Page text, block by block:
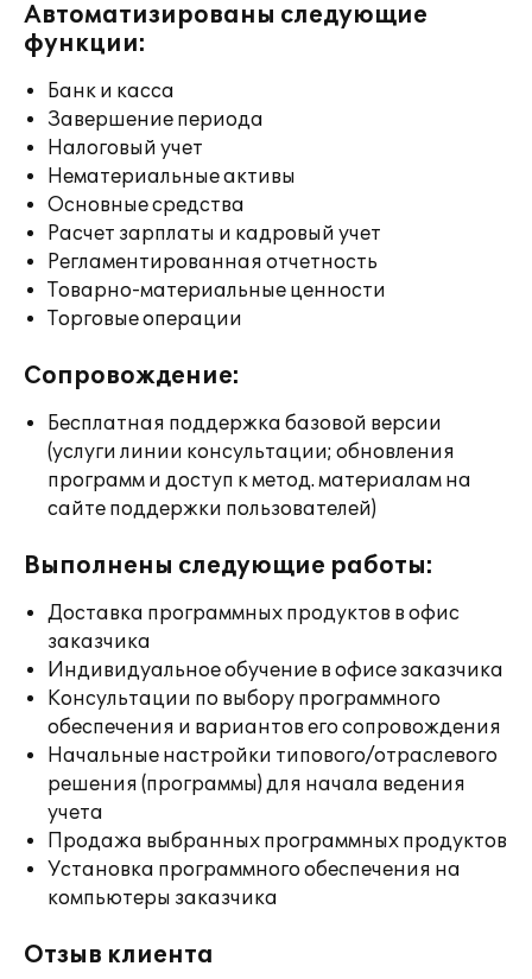
Автоматизированы следующие
функции:
Банк и касса
Завершение периода
Налоговый учет
Нематериальные активы
Основные средства
Расчет зарплаты и кадровый учет
Регламентированная отчетность
Товарно-материальные ценности
Торговые операции
Сопровождение:
Бесплатная поддержка базовой версии
(услуги линии консультации; обновления
программ и доступ к метод. материалам на
сайте поддержки пользователей)
Выполнены следующие работы:
Доставка программных продуктов в офис
заказчика
Индивидуальное обучение в офисе заказчика
Консультации по выбору программного
обеспечения и вариантов его сопровождения
Начальные настройки типового/отраслевого
решения (программы) для начала ведения
учета
Продажа выбранных программных продуктов
Установка программного обеспечения на
компьютеры заказчика
Отзыв клиента